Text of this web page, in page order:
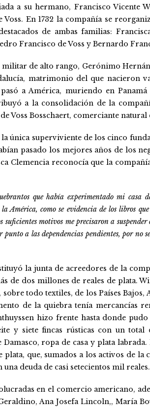
a su hermano, Francisco Vicente
En 1732 la compañía se
de ambas familias:
Francisco de Voss y Bernardo
de alto rango, Gerónimo
matrimonio del que nacieron
a América, muriendo en
a la consolidación de la
Voss Bosschaert, comerciante natural
única superviviente de los cinco
pasado los mejores años de los
Clemencia reconocía que la
que había experimentado mi casa
América, como se evidencia de los libros
suficientes motivos me precisaron a
a las dependencias pendientes, por no
la junta de acreedores de la
de dos millones de reales de plata.
todo textiles, de los Países Bajos,
de la quiebra tenía mercancías
hizo frente hasta donde
y siete fincas rústicas con un total
Damasco, ropa de casa y plata
plata, que, sumados a los activos de la
deuda de casi setecientos mil reales.
en el comercio americano,
Ana Josefa Lincoln,, María